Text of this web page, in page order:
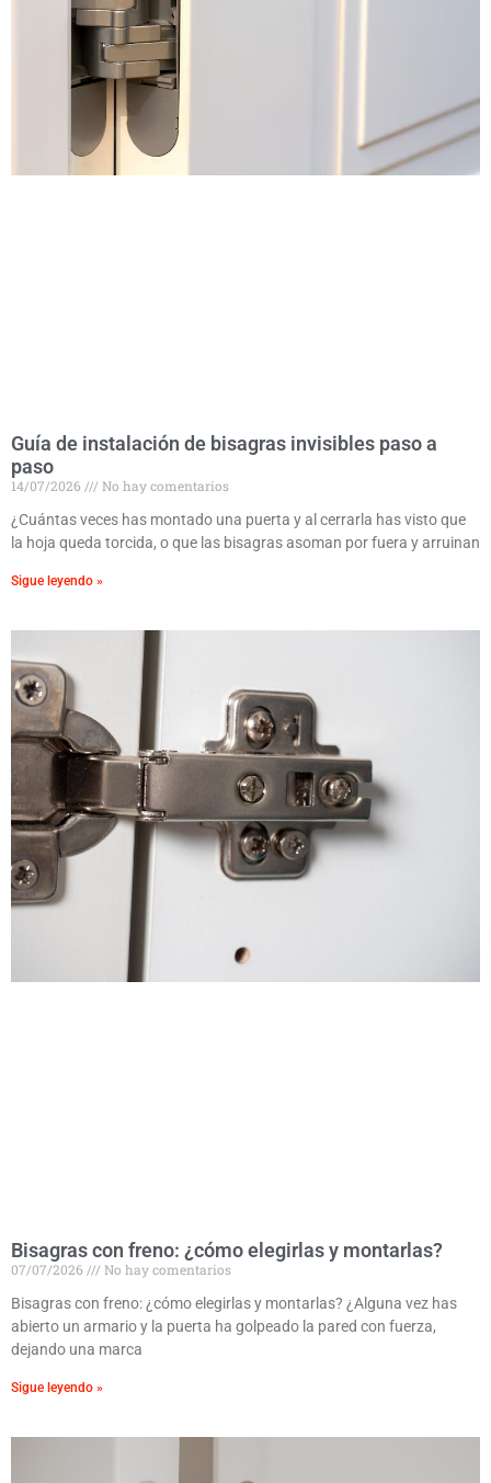
Guía de instalación de bisagras invisibles paso a
paso
14/07/2026
No hay comentarios
¿Cuántas veces has montado una puerta y al cerrarla has visto que
la hoja queda torcida, o que las bisagras asoman por fuera y arruinan
Sigue leyendo »
Bisagras con freno: ¿cómo elegirlas y montarlas?
07/07/2026
No hay comentarios
Bisagras con freno: ¿cómo elegirlas y montarlas? ¿Alguna vez has
abierto un armario y la puerta ha golpeado la pared con fuerza,
dejando una marca
Sigue leyendo »